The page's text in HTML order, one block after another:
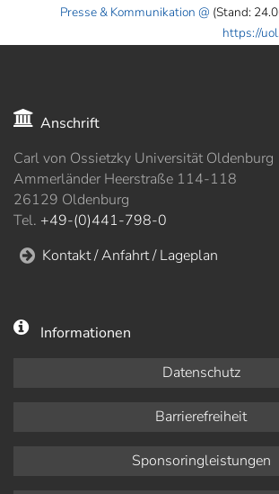
Presse & Kommunikation (Stand:
https://
Anschrift
Carl von Ossietzky Universität Oldenburg
Ammerländer Heerstraße 114-118
26129 Oldenburg
Tel. +49-(0)441-798-0
Kontakt / Anfahrt / Lageplan
Informationen
Datenschutz
Barrierefreiheit
Sponsoringleistungen